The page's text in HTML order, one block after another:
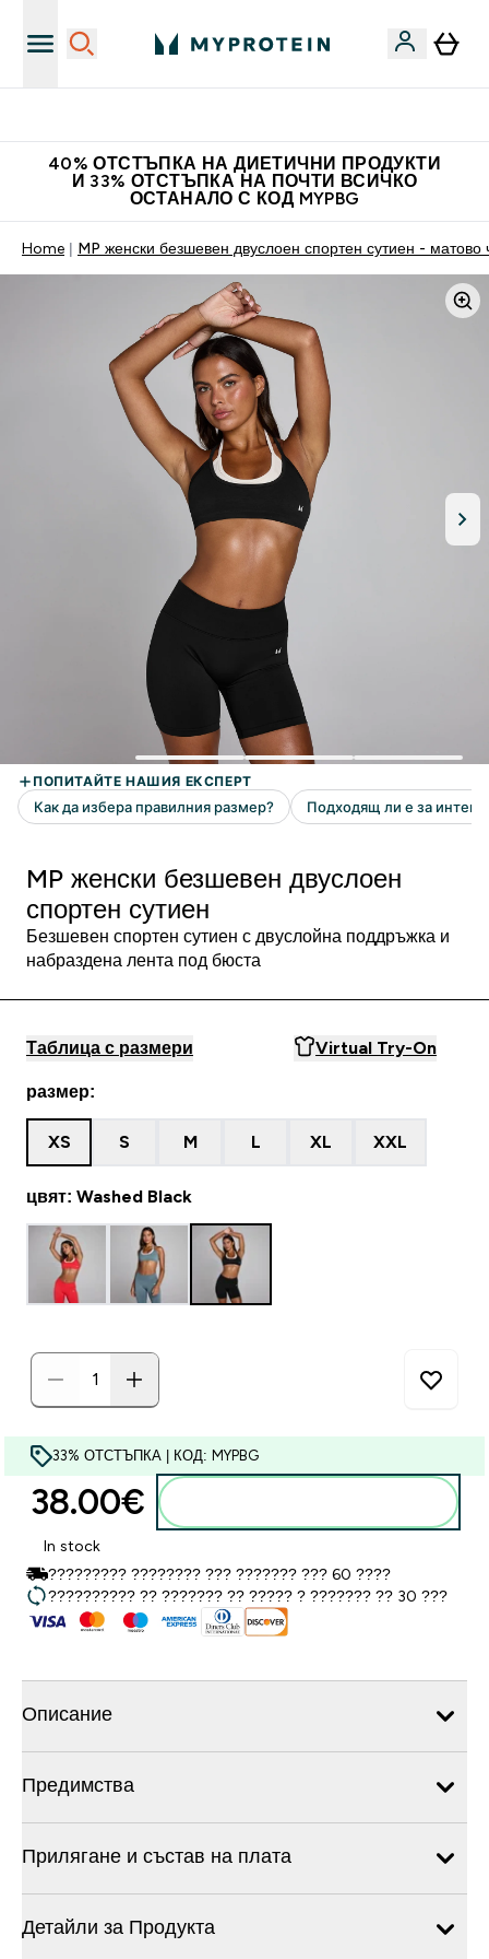
40% ОТСТЪПКА НА ДИЕТИЧНИ ПРОДУКТИ
И 33% ОТСТЪПКА НА ПОЧТИ ВСИЧКО
ОСТАНАЛО С КОД MYPBG
Home MP женски безшевен двуслоен спортен сутиен - матово
MP женски безшевен двуслоен
спортен сутиен
Безшевен спортен сутиен с двуслойна поддръжка и
набраздена лента под бюста
Таблица с размери Virtual Try-On
размер:
XS S M L XL XXL
цвят: Washed Black
33% ОТСТЪПКА | КОД: MYPBG
38.00€‎
In stock
????????? ???????? ??? ??????? ??? 60 ????
?????????? ?? ??????? ?? ????? ? ??????? ?? 30 ???
Описание
Предимства
Прилягане и състав на плата
Детайли за Продукта